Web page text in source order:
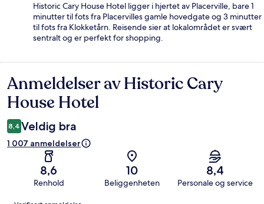
Historic Cary House Hotel ligger i hjertet av Placerville, bare 1
minutter til fots fra Placervilles gamle hovedgate og 3 minutter
til fots fra Klokketårn. Reisende sier at lokalområdet er svært
sentralt og er perfekt for shopping.
Anmeldelser
Anmeldelser av Historic Cary
House Hotel
8,4 Veldig bra
1 007 anmeldelser
8,6
Renhold
10
Beliggenheten
8,4
Personale og service